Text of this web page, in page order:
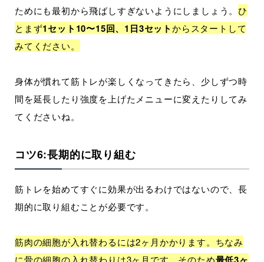
ためにも最初から飛ばしすぎないようにしましょう。ひ
とまず1セット10〜15回、1日3セットからスタートして
みてください。
身体が慣れて筋トレが楽しくなってきたら、少しずつ時
間を延長したり強度を上げたメニューに変えたりしてみ
てくださいね。
コツ6:長期的に取り組む
筋トレを始めてすぐに効果が出るわけではないので、長
期的に取り組むことが必要です。
筋肉の細胞が入れ替わるには2ヶ月かかります。ちなみ
に骨の細胞の入れ替わりは3ヶ月です。そのため